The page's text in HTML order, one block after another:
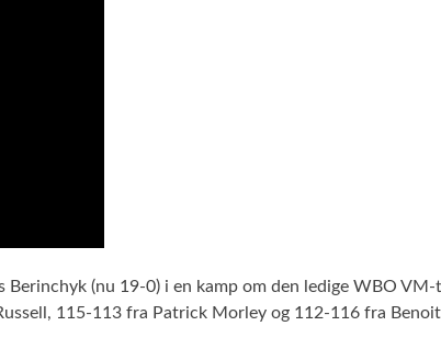
Berinchyk (nu 19-0) i en kamp om den ledige WBO
115-113 fra Patrick Morley og 112-116 fra